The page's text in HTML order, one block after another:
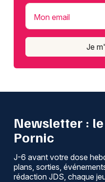
Mon email
Je
Newsletter :
Pornic
J-6 avant votre dose
plans, sorties,
rédaction JDS, chaque